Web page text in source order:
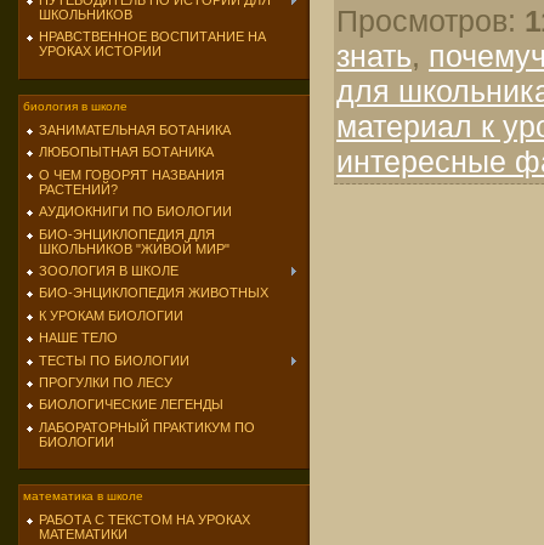
ШКОЛЬНИКОВ
НРАВСТВЕННОЕ ВОСПИТАНИЕ НА
УРОКАХ ИСТОРИИ
биология в школе
ЗАНИМАТЕЛЬНАЯ БОТАНИКА
ЛЮБОПЫТНАЯ БОТАНИКА
О ЧЕМ ГОВОРЯТ НАЗВАНИЯ
РАСТЕНИЙ?
АУДИОКНИГИ ПО БИОЛОГИИ
БИО-ЭНЦИКЛОПЕДИЯ ДЛЯ
ШКОЛЬНИКОВ "ЖИВОЙ МИР"
ЗООЛОГИЯ В ШКОЛЕ
БИО-ЭНЦИКЛОПЕДИЯ ЖИВОТНЫХ
К УРОКАМ БИОЛОГИИ
НАШЕ ТЕЛО
ТЕСТЫ ПО БИОЛОГИИ
ПРОГУЛКИ ПО ЛЕСУ
БИОЛОГИЧЕСКИЕ ЛЕГЕНДЫ
ЛАБОРАТОРНЫЙ ПРАКТИКУМ ПО
БИОЛОГИИ
математика в школе
РАБОТА С ТЕКСТОМ НА УРОКАХ
МАТЕМАТИКИ
Просмотров:
знать,
для
материал к
интересные